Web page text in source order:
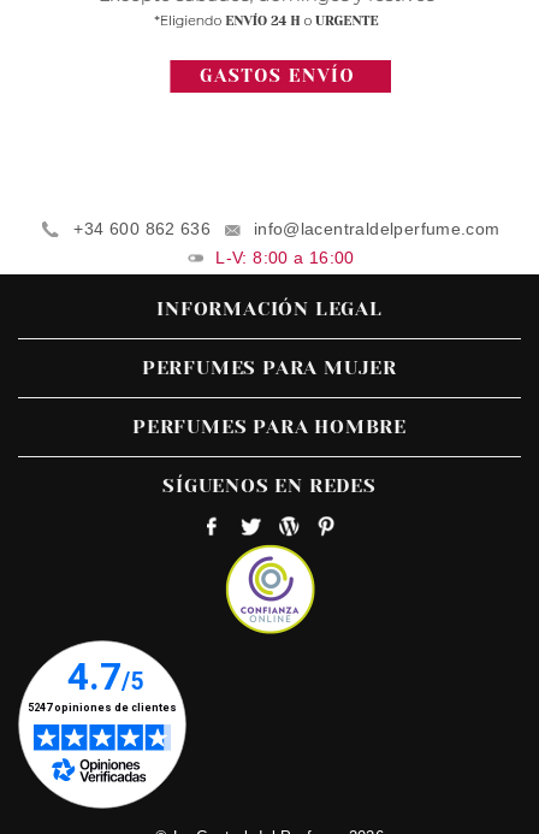
+34 600 862 636
info@lacentraldelperfume.com
L-V: 8:00 a 16:00
INFORMACIÓN LEGAL
PERFUMES PARA MUJER
PERFUMES PARA HOMBRE
SÍGUENOS EN REDES